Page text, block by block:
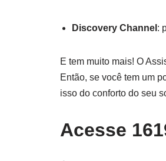
Discovery Channel :
E tem muito mais! O
Então, se você tem um
isso do conforto do seu
Acesse